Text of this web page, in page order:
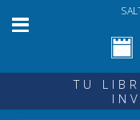
TU